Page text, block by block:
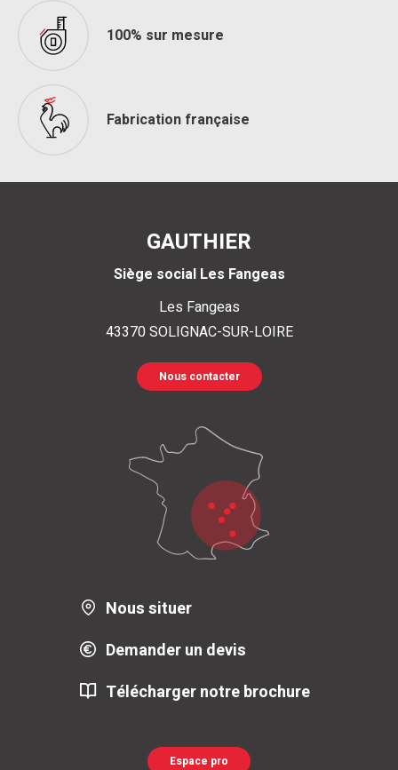
100% sur mesure
Fabrication française
GAUTHIER
Siège social Les Fangeas
Les Fangeas
43370SOLIGNAC-SUR-LOIRE
Nous contacter
Nous situer
Demander un devis
Télécharger notre brochure
Espace pro